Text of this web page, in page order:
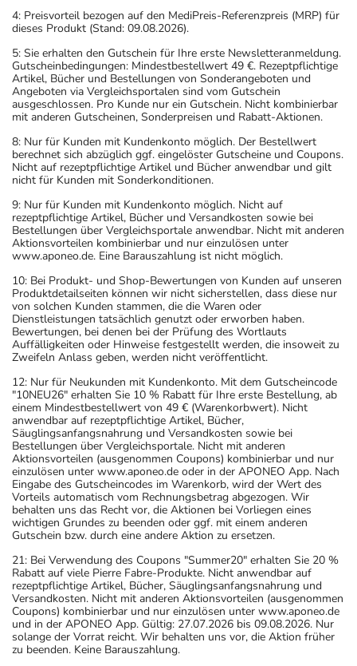
4: Preisvorteil bezogen auf den MediPreis-Referenzpreis (MRP) für
dieses Produkt (Stand: 09.08.2026).
5: Sie erhalten den Gutschein für Ihre erste Newsletteranmeldung.
Gutscheinbedingungen: Mindestbestellwert 49 €. Rezeptpflichtige
Artikel, Bücher und Bestellungen von Sonderangeboten und
Angeboten via Vergleichsportalen sind vom Gutschein
ausgeschlossen. Pro Kunde nur ein Gutschein. Nicht kombinierbar
mit anderen Gutscheinen, Sonderpreisen und Rabatt-Aktionen.
8: Nur für Kunden mit Kundenkonto möglich. Der Bestellwert
berechnet sich abzüglich ggf. eingelöster Gutscheine und Coupons.
Nicht auf rezeptpflichtige Artikel und Bücher anwendbar und gilt
nicht für Kunden mit Sonderkonditionen.
9: Nur für Kunden mit Kundenkonto möglich. Nicht auf
rezeptpflichtige Artikel, Bücher und Versandkosten sowie bei
Bestellungen über Vergleichsportale anwendbar. Nicht mit anderen
Aktionsvorteilen kombinierbar und nur einzulösen unter
www.aponeo.de. Eine Barauszahlung ist nicht möglich.
10: Bei Produkt- und Shop-Bewertungen von Kunden auf unseren
Produktdetailseiten können wir nicht sicherstellen, dass diese nur
von solchen Kunden stammen, die die Waren oder
Dienstleistungen tatsächlich genutzt oder erworben haben.
Bewertungen, bei denen bei der Prüfung des Wortlauts
Auffälligkeiten oder Hinweise festgestellt werden, die insoweit zu
Zweifeln Anlass geben, werden nicht veröffentlicht.
12: Nur für Neukunden mit Kundenkonto. Mit dem Gutscheincode
"10NEU26" erhalten Sie 10 % Rabatt für Ihre erste Bestellung, ab
einem Mindestbestellwert von 49 € (Warenkorbwert). Nicht
anwendbar auf rezeptpflichtige Artikel, Bücher,
Säuglingsanfangsnahrung und Versandkosten sowie bei
Bestellungen über Vergleichsportale. Nicht mit anderen
Aktionsvorteilen (ausgenommen Coupons) kombinierbar und nur
einzulösen unter www.aponeo.de oder in der APONEO App. Nach
Eingabe des Gutscheincodes im Warenkorb, wird der Wert des
Vorteils automatisch vom Rechnungsbetrag abgezogen. Wir
behalten uns das Recht vor, die Aktionen bei Vorliegen eines
wichtigen Grundes zu beenden oder ggf. mit einem anderen
Gutschein bzw. durch eine andere Aktion zu ersetzen.
21: Bei Verwendung des Coupons "Summer20" erhalten Sie 20 %
Rabatt auf viele Pierre Fabre-Produkte. Nicht anwendbar auf
rezeptpflichtige Artikel, Bücher, Säuglingsanfangsnahrung und
Versandkosten. Nicht mit anderen Aktionsvorteilen (ausgenommen
Coupons) kombinierbar und nur einzulösen unter www.aponeo.de
und in der APONEO App. Gültig: 27.07.2026 bis 09.08.2026. Nur
solange der Vorrat reicht. Wir behalten uns vor, die Aktion früher
zu beenden. Keine Barauszahlung.